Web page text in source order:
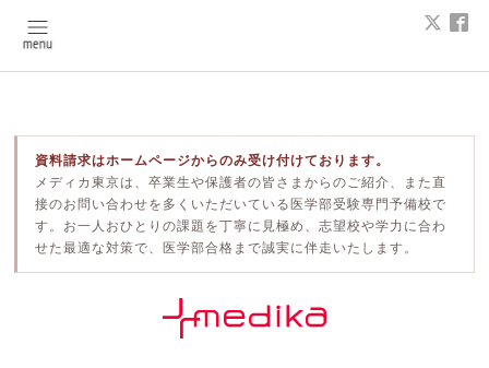
資料請求はホームページからのみ受け付けております。
メディカ東京は、卒業生や保護者の皆さまからのご紹介、また直
接のお問い合わせを多くいただいている医学部受験専門予備校で
す。お一人おひとりの課題を丁寧に見極め、志望校や学力に合わ
せた最適な対策で、医学部合格まで誠実に伴走いたします。